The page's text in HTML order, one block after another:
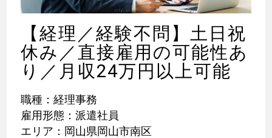
【経理／経験不問】土日祝
休み／直接雇用の可能性あ
り／月収24万円以上可能
職種：経理事務
雇用形態：派遣社員
エリア：岡山県岡山市南区